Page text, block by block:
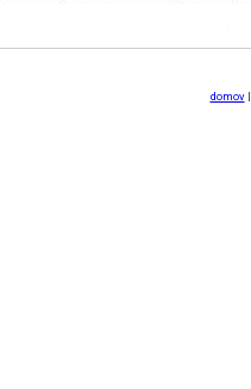
domov